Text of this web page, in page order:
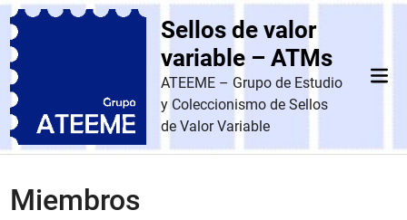
Saltar
contenido
Sellos de valor
variable – ATMs
ATEEME – Grupo de Estudio
y Coleccionismo de Sellos
de Valor Variable
Miembros